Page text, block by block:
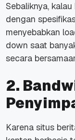
Sebaliknya,
dengan
menyebabkan
down saat
secara
2.
Karena situs